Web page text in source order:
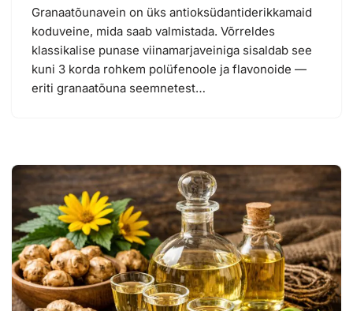
Granaatõunavein on üks antioksüdantiderikkamaid
koduveine, mida saab valmistada. Võrreldes
klassikalise punase viinamarjaveiniga sisaldab see
kuni 3 korda rohkem polüfenoole ja flavonoide —
eriti granaatõuna seemnetest…